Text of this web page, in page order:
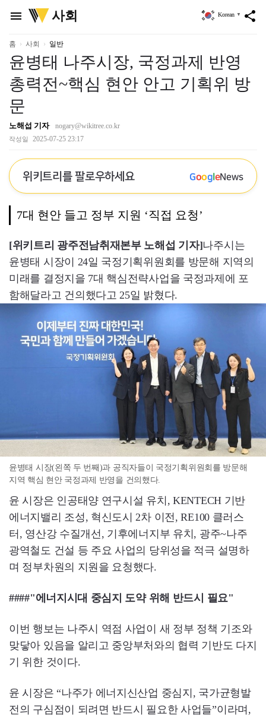
menu
위
키
리
사회 share
Korean ▼
홈 사회 일반
윤병태 나주시장, 국정과제 반영
총력전~핵심 현안 안고 기획위 방
문
노해섭 기자 nogary@wikitree.co.kr
작성일 2025-07-25 23:17
위키트리를 팔로우하세요 GoogleNews
7대 현안 들고 정부 지원 ‘직접 요청’
[위키트리 광주전남취재본부 노해섭 기자]나주시는
윤병태 시장이 24일 국정기획위원회를 방문해 지역의
미래를 결정지을 7대 핵심전략사업을 국정과제에 포
함해달라고 건의했다고 25일 밝혔다.
윤병태 시장(왼쪽 두 번째)과 공직자들이 국정기획위원회를 방문해
지역 핵심 현안 국정과제 반영을 건의했다.
윤 시장은 인공태양 연구시설 유치, KENTECH 기반
에너지밸리 조성, 혁신도시 2차 이전, RE100 클러스
터, 영산강 수질개선, 기후에너지부 유치, 광주~나주
광역철도 건설 등 주요 사업의 당위성을 적극 설명하
며 정부차원의 지원을 요청했다.
####"에너지시대 중심지 도약 위해 반드시 필요"
이번 행보는 나주시 역점 사업이 새 정부 정책 기조와
맞닿아 있음을 알리고 중앙부처와의 협력 기반도 다지
기 위한 것이다.
윤 시장은 “나주가 에너지신산업 중심지, 국가균형발
전의 구심점이 되려면 반드시 필요한 사업들”이라며,